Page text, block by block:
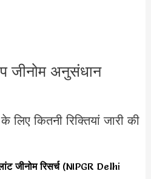
जीनोम अनुसंधान
लिए कितनी रिक्तियां जारी की
जीनोम रिसर्च (NIPGR Delhi